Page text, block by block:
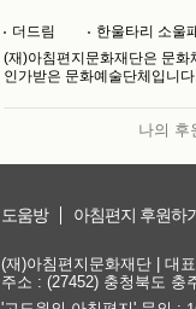
더드림
한울타리 소울
(재)아침편지문화재단은 문화
인가받은 문화예술단체입니
나의 후
도움방 아침편지 후원하
(재)아침편지문화재단 | 대
주소 : (27452) 충청북도 충